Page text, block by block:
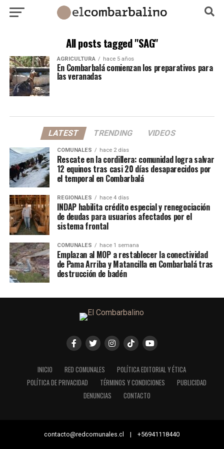
All posts tagged "SAG"
AGRICULTURA hace 5 años
En Combarbalá comienzan los preparativos para
las veranadas
LATEST TRENDING VIDEOS
COMUNALES hace 2 días
Rescate en la cordillera: comunidad logra salvar
12 equinos tras casi 20 días desaparecidos por
el temporal en Combarbalá
REGIONALES hace 4 días
INDAP habilita crédito especial y renegociación
de deudas para usuarios afectados por el
sistema frontal
COMUNALES hace 1 semana
Emplazan al MOP a restablecer la conectividad
de Pama Arriba y Matancilla en Combarbalá tras
destrucción de badén
INICIO RED COMUNALES
POLÍTICA EDITORIAL Y ÉTICA
POLÍTICA DE PRIVACIDAD
TÉRMINOS Y CONDICIONES
PUBLICIDAD
DENUNCIAS
CONTACTO
contacto@redcomunales.cl | +56941118440